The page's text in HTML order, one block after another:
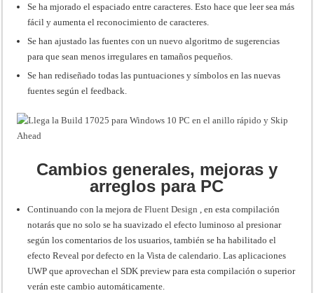
Se ha mjorado el espaciado entre caracteres. Esto hace que leer sea más
fácil y aumenta el reconocimiento de caracteres.
Se han ajustado las fuentes con un nuevo algoritmo de sugerencias
para que sean menos irregulares en tamaños pequeños.
Se han rediseñado todas las puntuaciones y símbolos en las nuevas
fuentes según el feedback.
Cambios generales, mejoras y
arreglos para PC
Continuando con la mejora deFluent Design , en esta compilación
notarás que no solo se ha suavizado el efecto luminoso al presionar
según los comentarios de los usuarios, también se ha habilitado el
efecto Reveal por defecto en la Vista de calendario. Las aplicaciones
UWP que aprovechan el SDK preview para esta compilación o superior
verán este cambio automáticamente.